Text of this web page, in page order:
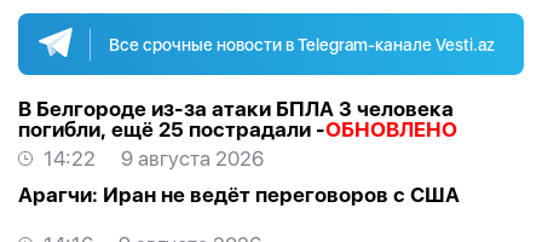
Все срочные новости в Telegram-канале Vesti.az
В Белгороде из-за атаки БПЛА 3 человека
погибли, ещё 25 пострадали -ОБНОВЛЕНО
14:22
9 августа 2026
Арагчи: Иран не ведёт переговоров с США